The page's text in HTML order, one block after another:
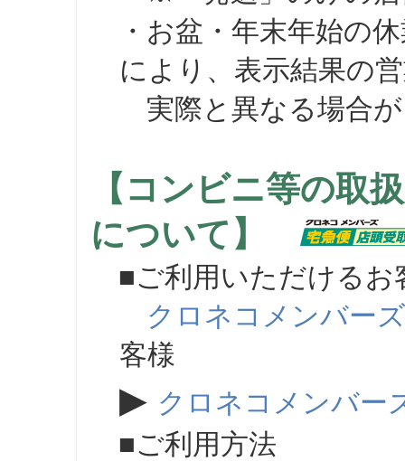
・お盆・年末年始の
により、表示結果の
実際と異なる場合が
【コンビニ等の取
について】
■ご利用いただけるお
クロネコメンバーズ
客様
▶ クロネコメンバー
■ご利用方法